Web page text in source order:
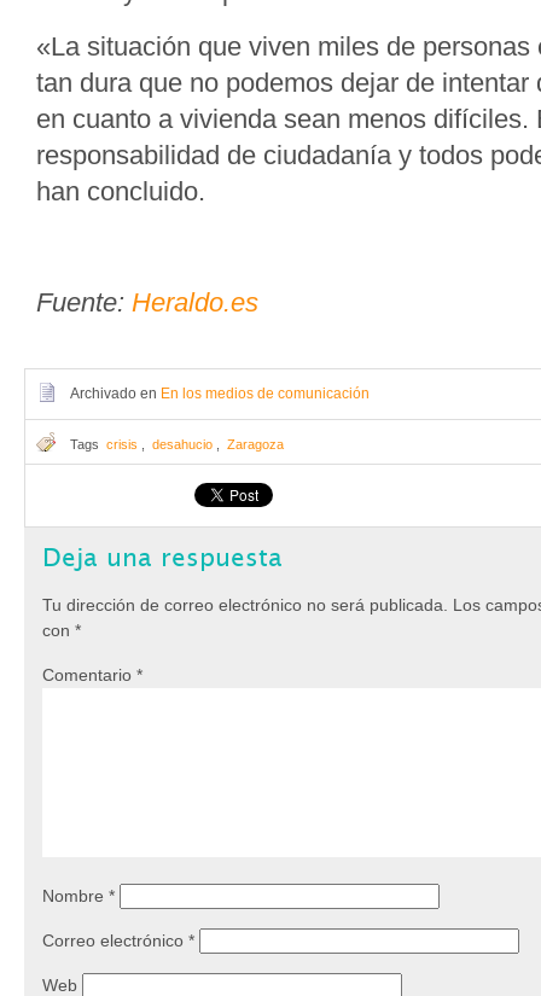
«La situación que viven miles de
tan dura que no podemos dejar de
en cuanto a vivienda sean menos difíciles.
responsabilidad de ciudadanía y todos
han concluido.
Fuente: Heraldo.es
Archivado en En los medios de comunicación
Tags crisis desahucio Zaragoza
Deja una respuesta
Tu dirección de correo electrónico no será publicada.
Los
con *
Comentario *
Nombre *
Correo electrónico *
Web